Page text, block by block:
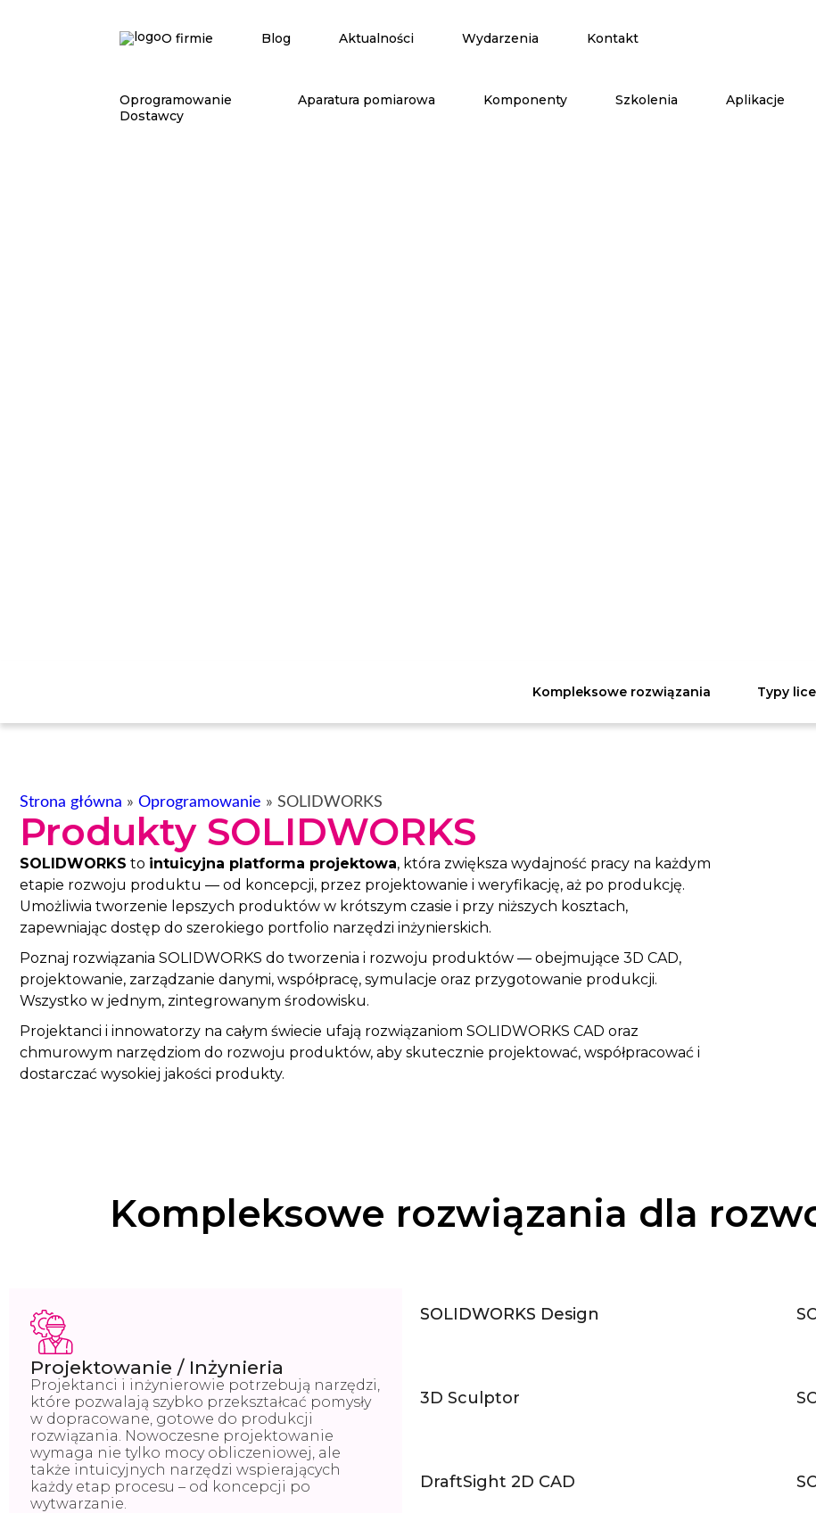
O firmie Blog Aktualności Wydarzenia Kontakt
Oprogramowanie Aparatura pomiarowa Komponenty Szkolenia
Aplikacje
Dostawcy
Kompleksowe rozwiązania Typy
Strona główna » Oprogramowanie » SOLIDWORKS
Produkty SOLIDWORKS
SOLIDWORKS to intuicyjna platforma projektowa, która zwiększa wydajność pracy na każdym
etapie rozwoju produktu — od koncepcji, przez projektowanie i weryfikację, aż po produkcję.
Umożliwia tworzenie lepszych produktów w krótszym czasie i przy niższych kosztach,
zapewniając dostęp do szerokiego portfolio narzędzi inżynierskich.
Poznaj rozwiązania SOLIDWORKS do tworzenia i rozwoju produktów — obejmujące 3D CAD,
projektowanie, zarządzanie danymi, współpracę, symulacje oraz przygotowanie produkcji.
Wszystko w jednym, zintegrowanym środowisku.
Projektanci i innowatorzy na całym świecie ufają rozwiązaniom SOLIDWORKS CAD oraz
chmurowym narzędziom do rozwoju produktów, aby skutecznie projektować, współpracować i
dostarczać wysokiej jakości produkty.
Kompleksowe rozwiązania dla
Projektowanie / Inżynieria
Projektanci i inżynierowie potrzebują narzędzi,
które pozwalają szybko przekształcać pomysły
w dopracowane, gotowe do produkcji
rozwiązania. Nowoczesne projektowanie
wymaga nie tylko mocy obliczeniowej, ale
także intuicyjnych narzędzi wspierających
każdy etap procesu – od koncepcji po
wytwarzanie.
SOLIDWORKS Design
3D Sculptor
DraftSight 2D CAD